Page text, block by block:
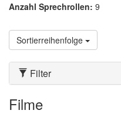
Anzahl Sprechrollen: 9
Sortierreihenfolge
Filter
Filme